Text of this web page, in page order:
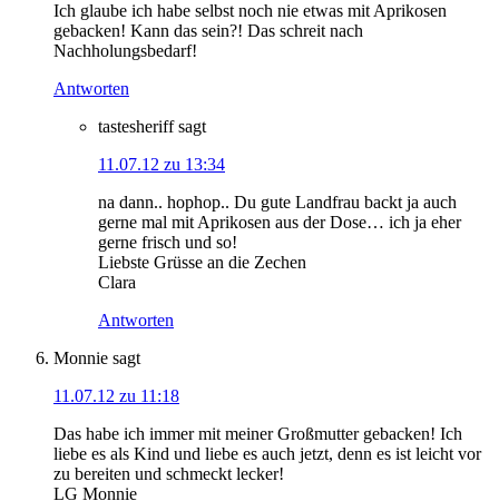
Ich glaube ich habe selbst noch nie etwas mit Aprikosen
gebacken! Kann das sein?! Das schreit nach
Nachholungsbedarf!
Antworten
tastesheriff sagt
11.07.12 zu 13:34
na dann.. hophop.. Du gute Landfrau backt ja auch
gerne mal mit Aprikosen aus der Dose… ich ja eher
gerne frisch und so!
Liebste Grüsse an die Zechen
Clara
Antworten
Monnie sagt
11.07.12 zu 11:18
Das habe ich immer mit meiner Großmutter gebacken! Ich
liebe es als Kind und liebe es auch jetzt, denn es ist leicht vor
zu bereiten und schmeckt lecker!
LG Monnie